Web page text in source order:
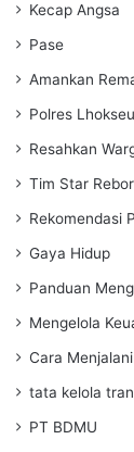
Kecap Angsa
Pase
Amankan
Polres
Resahkan
Tim Star
Rekomendasi
Gaya Hidup
Panduan
Mengelola
Cara
tata kelola
PT BDMU